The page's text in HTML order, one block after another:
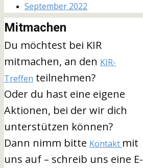
September 2022
Mitmachen
Du möchtest bei KIR
mitmachen, an den KIR-
Treffen teilnehmen?
Oder du hast eine eigene
Aktionen, bei der wir dich
unterstützen können?
Dann nimm bitte Kontakt mit
uns auf – schreib uns eine E-